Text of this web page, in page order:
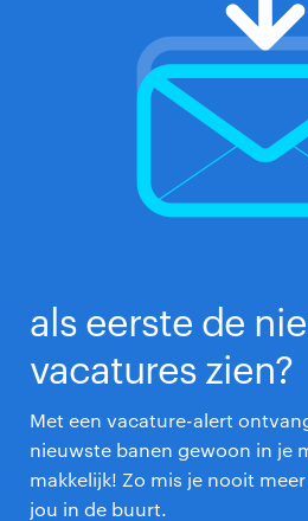
als eerste de
vacatures zien?
Met een vacature-alert
nieuwste banen gewoon in je
makkelijk! Zo mis je nooit
jou in de buurt.